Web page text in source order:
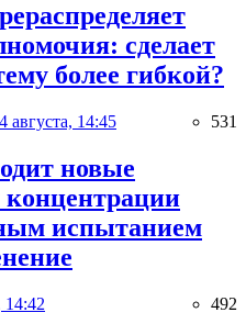
сделает
более гибкой?
августа, 14:45 531
новые
испытанием
14:42 492